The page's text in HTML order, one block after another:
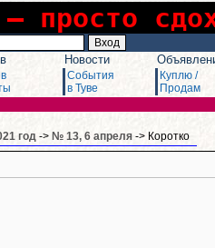
просто
Новости
События
в Туве
Куплю /
Продам
год -> № 13, 6 апреля -> Коротко